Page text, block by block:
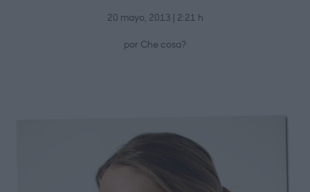
20 mayo, 2013 | 2:21 h
por Che cosa?